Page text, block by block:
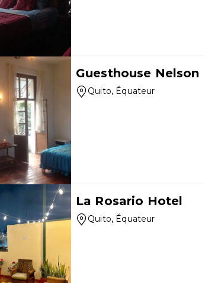
Guesthouse Nelson
Quito, Équateur
La Rosario Hotel
Quito, Équateur